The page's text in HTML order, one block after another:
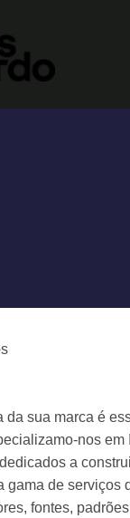
da sua marca é
nos
a
gama de
fontes,